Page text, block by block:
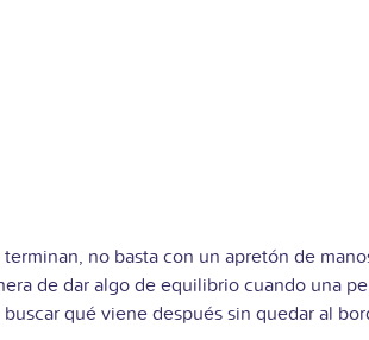
terminan, no basta con un apretón de
de dar algo de equilibrio cuando una
qué viene después sin quedar al